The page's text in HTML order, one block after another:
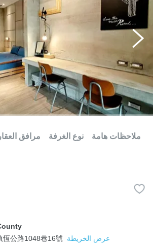
مرافق العقار نوع الغرفة ملاحظات هامة
恆公路1048巷16號
عرض الخريطة